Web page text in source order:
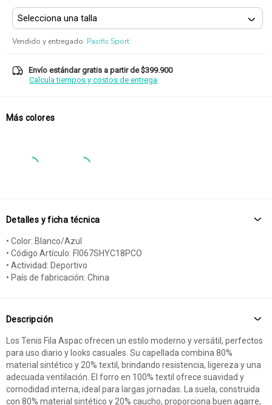
Vendido y entregado: Pacific Sport
Envío estándar gratis a partir de $399.900
Calcula tiempos y costos de entrega
Más colores
Detalles y ficha técnica
• Color: Blanco/Azul
• Código Artículo: FI067SHYC18PCO
• Actividad: Deportivo
• País de fabricación: China
Descripción
Los Tenis Fila Aspac ofrecen un estilo moderno y versátil, perfectos
para uso diario y looks casuales. Su capellada combina 80%
material sintético y 20% textil, brindando resistencia, ligereza y una
adecuada ventilación. El forro en 100% textil ofrece suavidad y
comodidad interna, ideal para largas jornadas. La suela, construida
con 80% material sintético y 20% caucho, proporciona buen agarre,